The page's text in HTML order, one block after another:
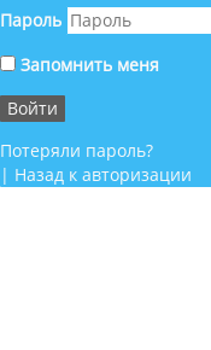
Пароль
Запомнить меня
Потеряли пароль?
| Назад к авторизации